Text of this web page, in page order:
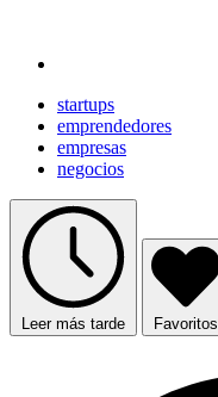
startups
emprendedores
empresas
negocios
Leer más tarde Favoritos